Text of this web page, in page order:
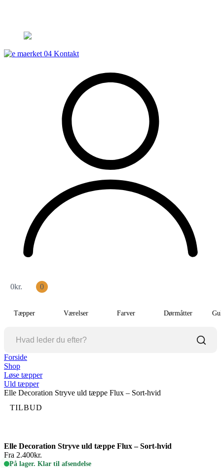
Kontakt
0kr. 0
Tæpper Værelser Farver Dørmåtter
Forside
Shop
Løse tæpper
Uld tæpper
Elle Decoration Stryve uld tæppe Flux – Sort-hvid
TILBUD
Elle Decoration Stryve uld tæppe Flux – Sort-hvid
Fra 2.400kr.
På lager. Klar til afsendelse